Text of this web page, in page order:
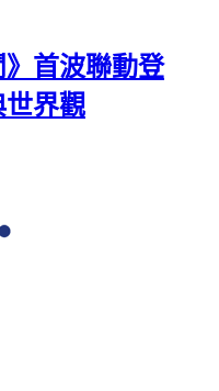
》首波聯動登
世界觀